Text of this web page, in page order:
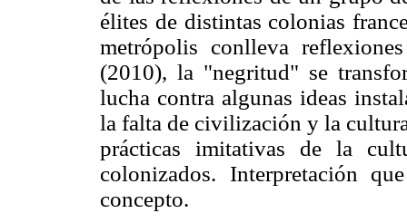
élites de distintas colonias
metrópolis conlleva
(2010), la "negritud" se
lucha contra algunas ideas
la falta de civilización y la
prácticas imitativas de la
colonizados. Interpretación
concepto.